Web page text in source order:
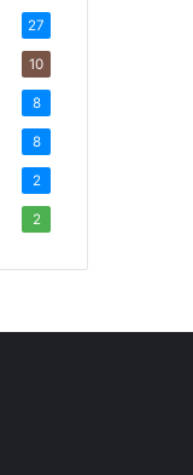
27
10
8
8
2
2